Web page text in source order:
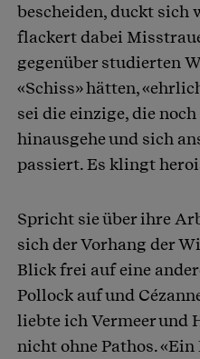
bescheiden, duckt sich
flackert dabei
gegenüber studierten
«Schiss» hätten,
sei die einzige, die
hinausgehe und sich
passiert. Es klingt
Spricht sie über ihre
sich der Vorhang der
Blick frei auf eine
Pollock auf und
liebte ich Vermeer und
nicht ohne Pathos.